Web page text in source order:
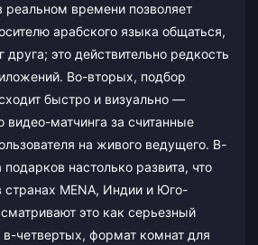
реальном времени позволяет
арабского языка общаться,
друга; это действительно редкость
Во-вторых, подбор
быстро и визуально —
видео-матчинга за считанные
на живого ведущего. В-
настолько развита, что
MENA, Индии и Юго-
это как серьезный
четвертых, формат комнат для